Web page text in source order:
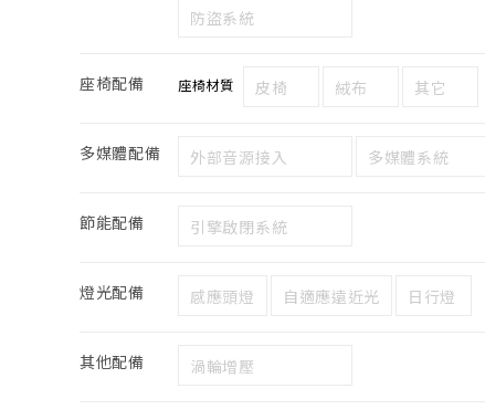
防盜系統
座椅配備 座椅材質 皮椅 絨布 其它
多媒體配備 外部音源接入 多媒體系統
節能配備 引擎啟閉系統
燈光配備 感應頭燈 自適應遠近光 日行燈
其他配備 渦輪增壓